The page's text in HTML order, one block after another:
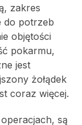
zakres
do potrzeb
objętości
pokarmu,
jest
żołądek
coraz więcej.
są